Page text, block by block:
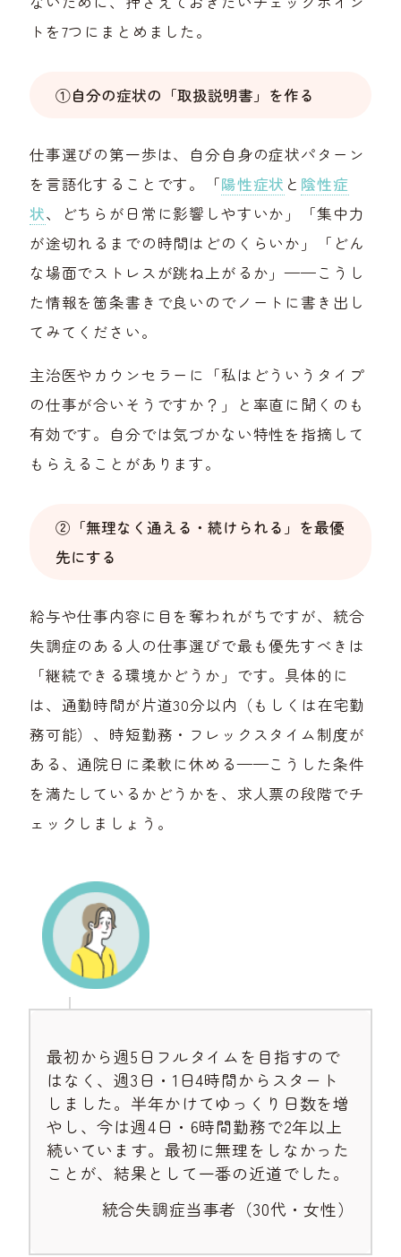
トを7つにまとめました。
①自分の症状の「取扱説明書」を作る
仕事選びの第一歩は、自分自身の症状パターン
を言語化することです。「陽性症状 と 陰性症
状、どちらが日常に影響しやすいか」「集中力
が途切れるまでの時間はどのくらいか」「どん
な場面でストレスが跳ね上がるか」——こうし
た情報を箇条書きで良いのでノートに書き出し
てみてください。
主治医やカウンセラーに「私はどういうタイプ
の仕事が合いそうですか？」と率直に聞くのも
有効です。自分では気づかない特性を指摘して
もらえることがあります。
②「無理なく通える・続けられる」を最優
先にする
給与や仕事内容に目を奪われがちですが、統合
失調症のある人の仕事選びで最も優先すべきは
「継続できる環境かどうか」です。具体的に
は、通勤時間が片道30分以内（もしくは在宅勤
務可能）、時短勤務・フレックスタイム制度が
ある、通院日に柔軟に休める——こうした条件
を満たしているかどうかを、求人票の段階でチ
ェックしましょう。
最初から週5日フルタイムを目指すので
はなく、週3日・1日4時間からスタート
しました。半年かけてゆっくり日数を増
やし、今は週4日・6時間勤務で2年以上
続いています。最初に無理をしなかった
ことが、結果として一番の近道でした。
統合失調症当事者（30代・女性）